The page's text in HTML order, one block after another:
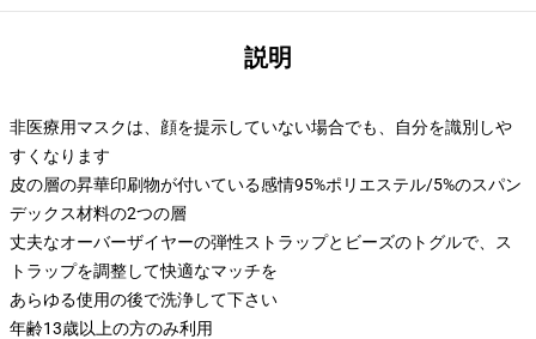
説明
非医療用マスクは、顔を提示していない場合でも、自分を識別しや
すくなります
皮の層の昇華印刷物が付いている感情95%ポリエステル/5%のスパン
デックス材料の2つの層
丈夫なオーバーザイヤーの弾性ストラップとビーズのトグルで、ス
トラップを調整して快適なマッチを
あらゆる使用の後で洗浄して下さい
年齢13歳以上の方のみ利用